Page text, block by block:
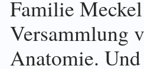
Familie
Versammlung
Anatomie.